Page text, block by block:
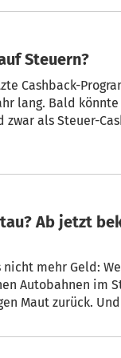
Steuern?
Cashback-
lang. Bald
als Steuer-
mehr Geld:
Autobahnen im
in Südtirol? + Von Rainer